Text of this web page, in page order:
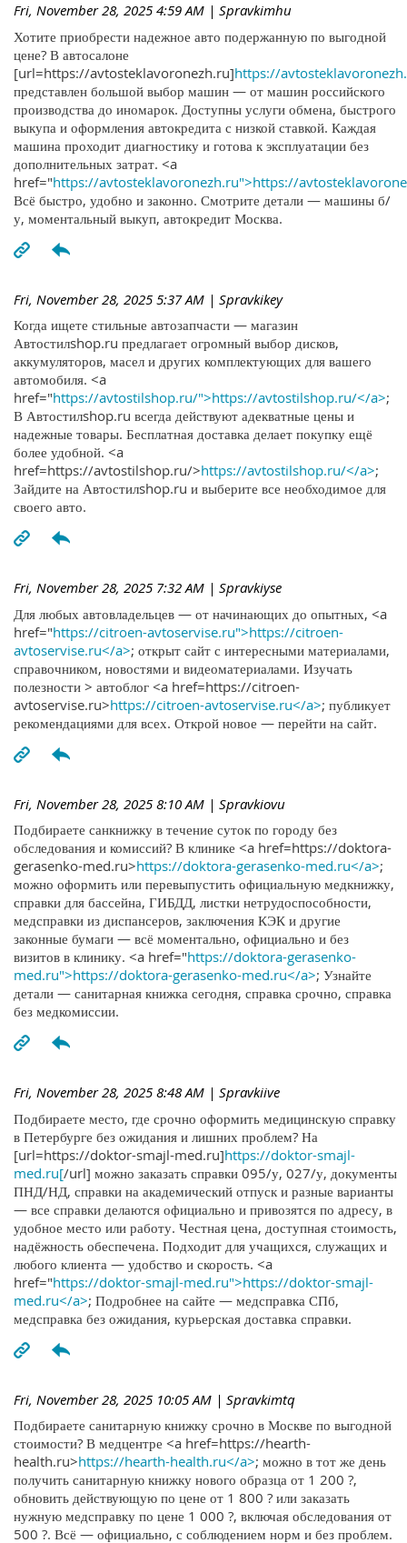
Fri, November 28, 2025 4:59 AM | Spravkimhu
Хотите приобрести надежное авто подержанную по выгодной
цене? В автосалоне
[url=https://avtosteklavoronezh.ru]https://
представлен большой выбор машин — от машин российского
производства до иномарок. Доступны услуги обмена, быстрого
выкупа и оформления автокредита с низкой ставкой. Каждая
машина проходит диагностику и готова к эксплуатации без
дополнительных затрат. <a
href="https://avtosteklavoronezh.ru">https://
Всё быстро, удобно и законно. Смотрите детали — машины б/
у, моментальный выкуп, автокредит Москва.
Fri, November 28, 2025 5:37 AM | Spravkikey
Когда ищете стильные автозапчасти — магазин
Автостилshop.ru предлагает огромный выбор дисков,
аккумуляторов, масел и других комплектующих для вашего
автомобиля. <a
href="https://avtostilshop.ru/">https://avtostilshop.ru/</a>;
В Автостилshop.ru всегда действуют адекватные цены и
надежные товары. Бесплатная доставка делает покупку ещё
более удобной. <a
href=https://avtostilshop.ru/>https://avtostilshop.ru/</a>;
Зайдите на Автостилshop.ru и выберите все необходимое для
своего авто.
Fri, November 28, 2025 7:32 AM | Spravkiyse
Для любых автовладельцев — от начинающих до опытных, <a
href="https://citroen-avtoservise.ru">https://citroen-
avtoservise.ru</a>; открыт сайт с интересными материалами,
справочником, новостями и видеоматериалами. Изучать
полезности > автоблог <a href=https://citroen-
avtoservise.ru>https://citroen-avtoservise.ru</a>; публикует
рекомендациями для всех. Открой новое — перейти на сайт.
Fri, November 28, 2025 8:10 AM | Spravkiovu
Подбираете санкнижку в течение суток по городу без
обследования и комиссий? В клинике <a href=https://doktora-
gerasenko-med.ru>https://doktora-gerasenko-med.ru</a>;
можно оформить или перевыпустить официальную медкнижку,
справки для бассейна, ГИБДД, листки нетрудоспособности,
медсправки из диспансеров, заключения КЭК и другие
законные бумаги — всё моментально, официально и без
визитов в клинику. <a href="https://doktora-gerasenko-
med.ru">https://doktora-gerasenko-med.ru</a>; Узнайте
детали — санитарная книжка сегодня, справка срочно, справка
без медкомиссии.
Fri, November 28, 2025 8:48 AM | Spravkiive
Подбираете место, где срочно оформить медицинскую справку
в Петербурге без ожидания и лишних проблем? На
[url=https://doktor-smajl-med.ru]https://doktor-smajl-
med.ru[/url] можно заказать справки 095/у, 027/у, документы
ПНД/НД, справки на академический отпуск и разные варианты
— все справки делаются официально и привозятся по адресу, в
удобное место или работу. Честная цена, доступная стоимость,
надёжность обеспечена. Подходит для учащихся, служащих и
любого клиента — удобство и скорость. <a
href="https://doktor-smajl-med.ru">https://doktor-smajl-
med.ru</a>; Подробнее на сайте — медсправка СПб,
медсправка без ожидания, курьерская доставка справки.
Fri, November 28, 2025 10:05 AM | Spravkimtq
Подбираете санитарную книжку срочно в Москве по выгодной
стоимости? В медцентре <a href=https://hearth-
health.ru>https://hearth-health.ru</a>; можно в тот же день
получить санитарную книжку нового образца от 1 200 ?,
обновить действующую по цене от 1 800 ? или заказать
нужную медсправку по цене 1 000 ?, включая обследования от
500 ?. Всё — официально, с соблюдением норм и без проблем.